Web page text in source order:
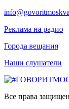
Реклама на радио
Города вещания
Наши слушатели
Все права